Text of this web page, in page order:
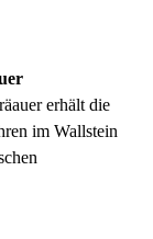
erhält die
im Wallstein